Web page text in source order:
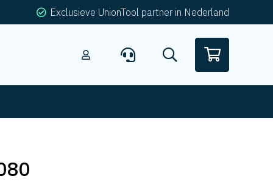
Exclusieve UnionTool partner in Nederland